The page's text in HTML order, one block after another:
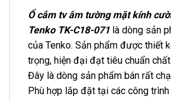
Ổ cắm tv âm tường mặt kính
Tenko TK-C18-071 là dòng sản
của Tenko. Sản phẩm được thiết
trọng, hiện đại đạt tiêu chuẩn
Đây là dòng sản phẩm bán rất
Phù hợp lắp đặt tại các công trình